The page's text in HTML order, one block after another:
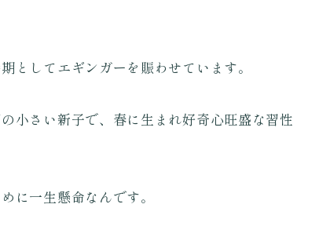
としてエギンガーを賑わせています。
小さい新子で、春に生まれ好奇心旺盛な習性
に一生懸命なんです。